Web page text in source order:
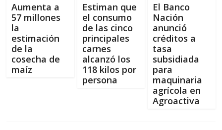
Aumenta a
57 millones
la
estimación
de la
cosecha de
maíz
Estiman que
el consumo
de las cinco
principales
carnes
alcanzó los
118 kilos por
persona
El Banco
Nación
anunció
créditos a
tasa
subsidiada
para
maquinaria
agrícola en
Agroactiva